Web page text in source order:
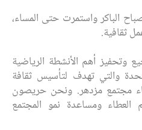
الباكر واستمرت حتى المساء،
ثقافية.
وتحفيز أهم الأنشطة الرياضية
والتي تهدف لتأسيس ثقافة
مجتمع مزدهر. ونحن حريصون
ومساعدة نمو المجتمع